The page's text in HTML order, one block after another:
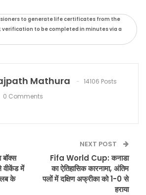
to generate life certificates from the
to be completed in minutes via a
Mathura
14106 Posts
0 Comments
वीकेंड में
के
NEXT POST
Fifa World Cup: कनाडा
का ऐतिहासिक कारनामा, अंतिम
पलों में दक्षिण अफ्रीका को 1-0 से
हराया